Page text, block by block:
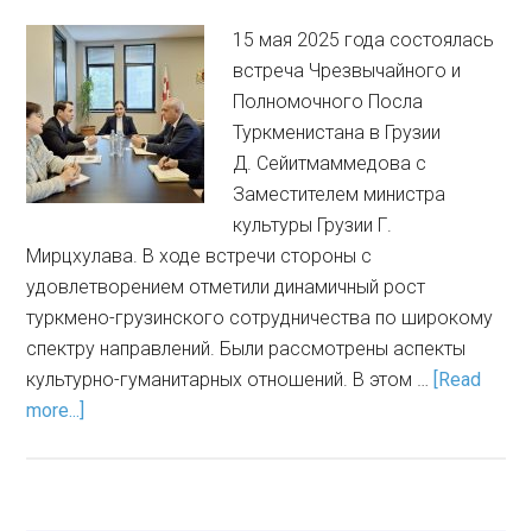
15 мая 2025 года состоялась
встреча Чрезвычайного и
Полномочного Посла
Туркменистана в Грузии
Д. Сейитмаммедова с
Заместителем министра
культуры Грузии Г.
Мирцхулава. В ходе встречи стороны с
удовлетворением отметили динамичный рост
туркмено-грузинского сотрудничества по широкому
спектру направлений. Были рассмотрены аспекты
культурно-гуманитарных отношений. В этом … [Read
more...]